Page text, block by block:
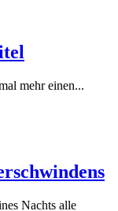
mehr einen...
Nachts alle